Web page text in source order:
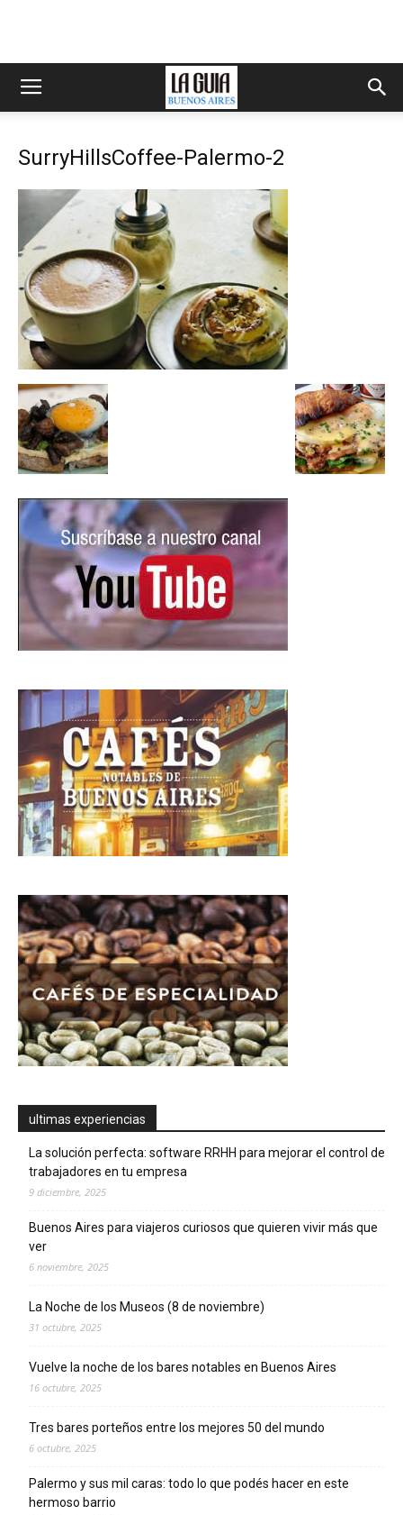
SurryHillsCoffee-Palermo-2
ultimas experiencias
La solución perfecta: software RRHH para mejorar el control de
trabajadores en tu empresa
9 diciembre, 2025
Buenos Aires para viajeros curiosos que quieren vivir más que
ver
6 noviembre, 2025
La Noche de los Museos (8 de noviembre)
31 octubre, 2025
Vuelve la noche de los bares notables en Buenos Aires
16 octubre, 2025
Tres bares porteños entre los mejores 50 del mundo
6 octubre, 2025
Palermo y sus mil caras: todo lo que podés hacer en este
hermoso barrio